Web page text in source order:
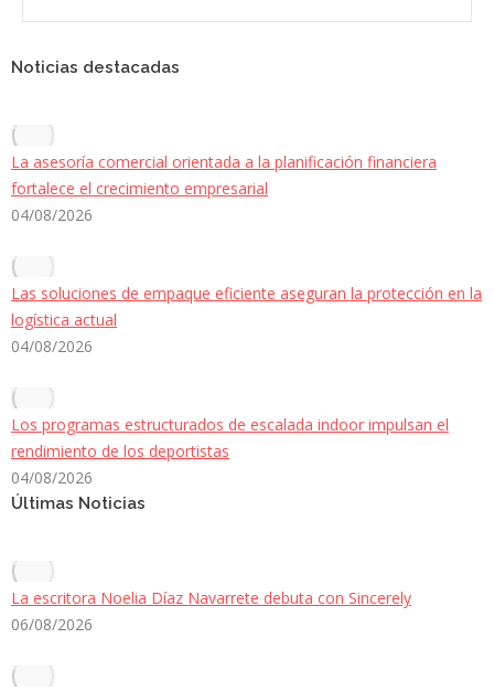
Noticias destacadas
La asesoría comercial orientada a la planificación financiera
fortalece el crecimiento empresarial
04/08/2026
Las soluciones de empaque eficiente aseguran la protección en la
logística actual
04/08/2026
Los programas estructurados de escalada indoor impulsan el
rendimiento de los deportistas
04/08/2026
Últimas Noticias
La escritora Noelia Díaz Navarrete debuta con Sincerely
06/08/2026